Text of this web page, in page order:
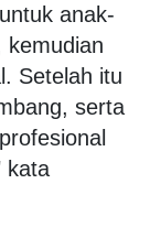
anak-
kemudian
Setelah itu
serta
kata